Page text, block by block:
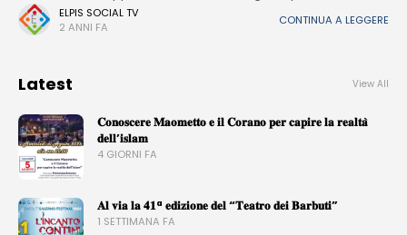
Conferenza Episcopale Italiana, quarto appuntamento del
“Festival delle Colline Mediterranee”, che si sta
ELPIS SOCIAL TV
2 ANNI FA
CONTINUA A LEGGERE
Latest View All
𝐂𝐨𝐧𝐨𝐬𝐜𝐞𝐫𝐞 𝐌𝐚𝐨𝐦𝐞𝐭𝐭𝐨 𝐞 𝐢𝐥 𝐂𝐨𝐫𝐚𝐧𝐨 𝐩𝐞𝐫 𝐜𝐚𝐩𝐢𝐫𝐞 𝐥𝐚 𝐫𝐞𝐚𝐥𝐭𝐚̀
𝐝𝐞𝐥𝐥’𝐢𝐬𝐥𝐚𝐦
4 GIORNI FA
𝐀𝐥 𝐯𝐢𝐚 𝐥𝐚 𝟒𝟏ª 𝐞𝐝𝐢𝐳𝐢𝐨𝐧𝐞 𝐝𝐞𝐥 “𝐓𝐞𝐚𝐭𝐫𝐨 𝐝𝐞𝐢 𝐁𝐚𝐫𝐛𝐮𝐭𝐢”
1 SETTIMANA FA